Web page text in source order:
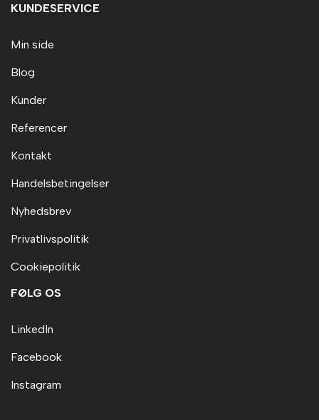
KUNDESERVICE
Min side
Blog
Kunder
Referencer
Kontakt
Handelsbetingelser
Nyhedsbrev
Privatlivspolitik
Cookiepolitik
FØLG OS
LinkedIn
Facebook
Instagram